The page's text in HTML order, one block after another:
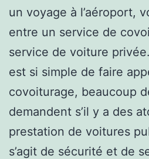
un voyage à l’aéroport,
entre un service de
service de voiture
est si simple de faire
covoiturage, beaucoup
demandent s’il y a des
prestation de voitures
s’agit de sécurité et de